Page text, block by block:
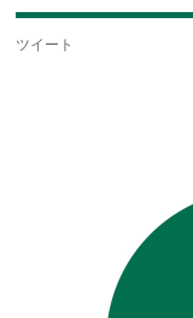
ツイート